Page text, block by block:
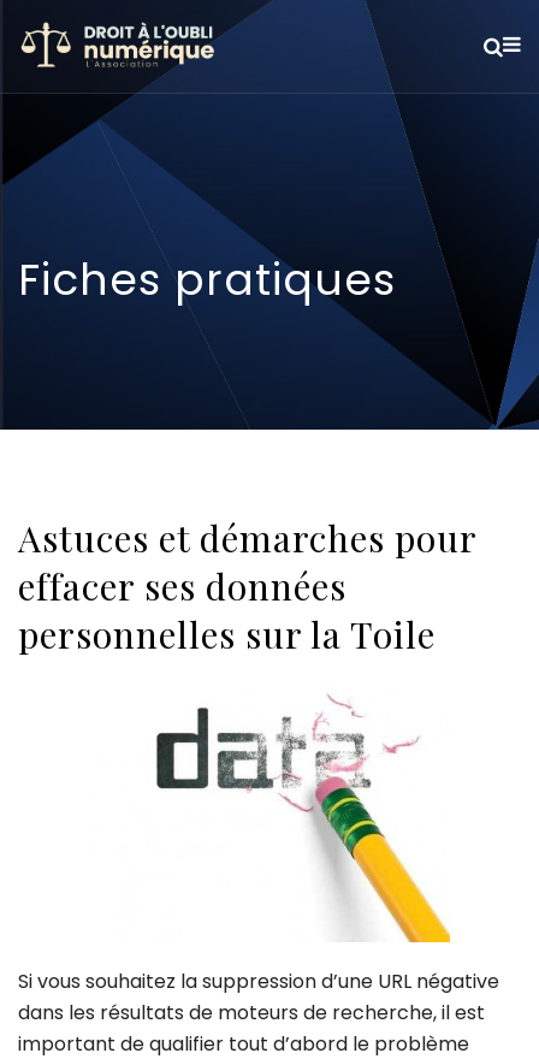
Fiches pratiques
Astuces et démarches pour
effacer ses données
personnelles sur la Toile
Si vous souhaitez la suppression d’une URL négative
dans les résultats de moteurs de recherche, il est
important de qualifier tout d’abord le problème